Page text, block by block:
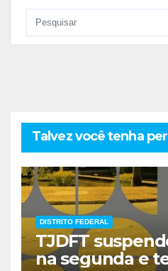
Talvez você tenha
DISTRITO FEDERAL
TJDFT
na segunda e